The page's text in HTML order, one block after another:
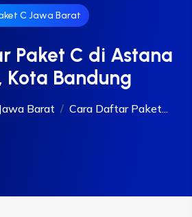
C Jawa Barat
Paket C di Astana
Kota Bandung
Barat Cara Daftar Paket...